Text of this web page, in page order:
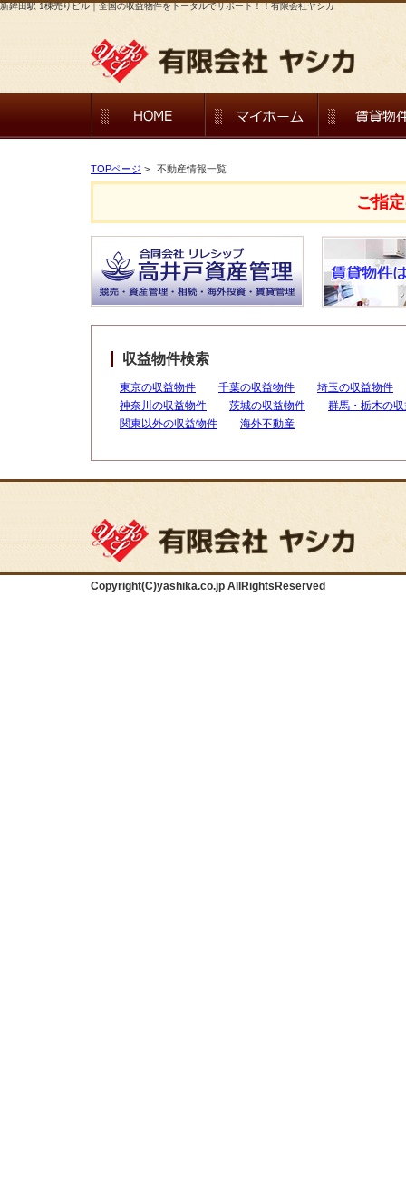
新鉾田駅 1棟売りビル｜全国の収益物件をトータルでサポート！！有限会社ヤシカ
TOPページ > 不動産情報一覧
ご指
収益物件検索
東京の収益物件 千葉の収益物件
埼玉の収益物件
神奈川の収益物件
茨城の収益物件
群馬・栃木の
関東以外の収益物件
海外不動産
Copyright(C)yashika.co.jp AllRightsReserved